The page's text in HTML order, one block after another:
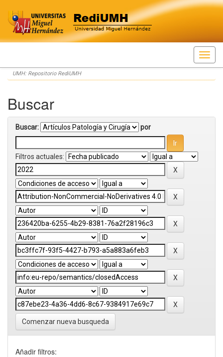
Skip
navigation
UMH: Repositorio RediUMH
Buscar
Buscar: por
Filtros actuales:
Comenzar nueva busqueda
Añadir filtros: